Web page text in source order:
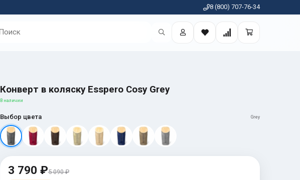
8 (800) 707-76-34
Конверт в коляску Esspero Cosy Grey
В наличии
Выбор цвета Grey
3 790 ₽5 090 ₽